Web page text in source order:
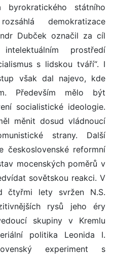
byrokratického státního
demokratizace
Dubček označil za cíl
prostředí
s lidskou tváří“. I
však dal najevo, kde
Především mělo být
socialistické ideologie.
měnit dosud vládnoucí
strany. Další
reformní
mocenských poměrů v
sovětskou reakci. V
čtyřmi lety svržen N.S.
rysů jeho éry
skupiny v Kremlu
politika Leonida I.
experiment s